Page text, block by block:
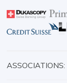
ASSOCIATIONS: